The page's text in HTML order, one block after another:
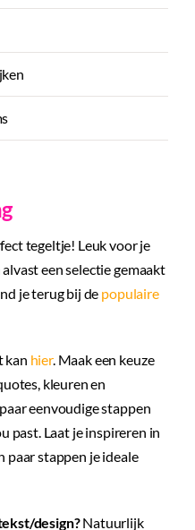
tegeltje! Leuk voor je
een selectie gemaakt
je terug bij de populaire
kan hier. Maak een keuze
kleuren en
eenvoudige stappen
past. Laat je inspireren in
paar stappen je ideale
design?Natuurlijk